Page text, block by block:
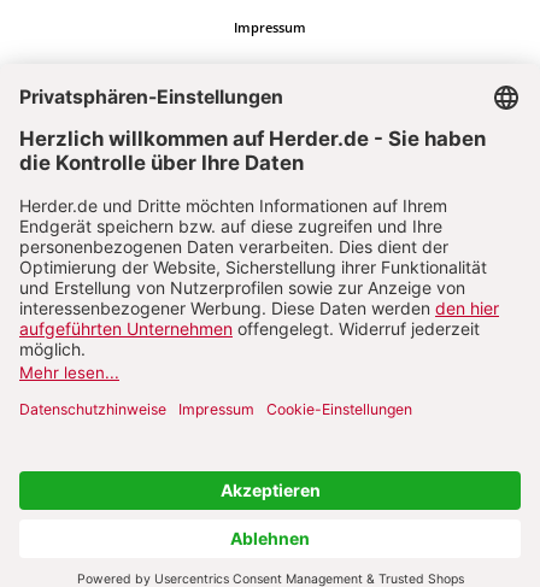
Impressum
Vertrag widerrufen